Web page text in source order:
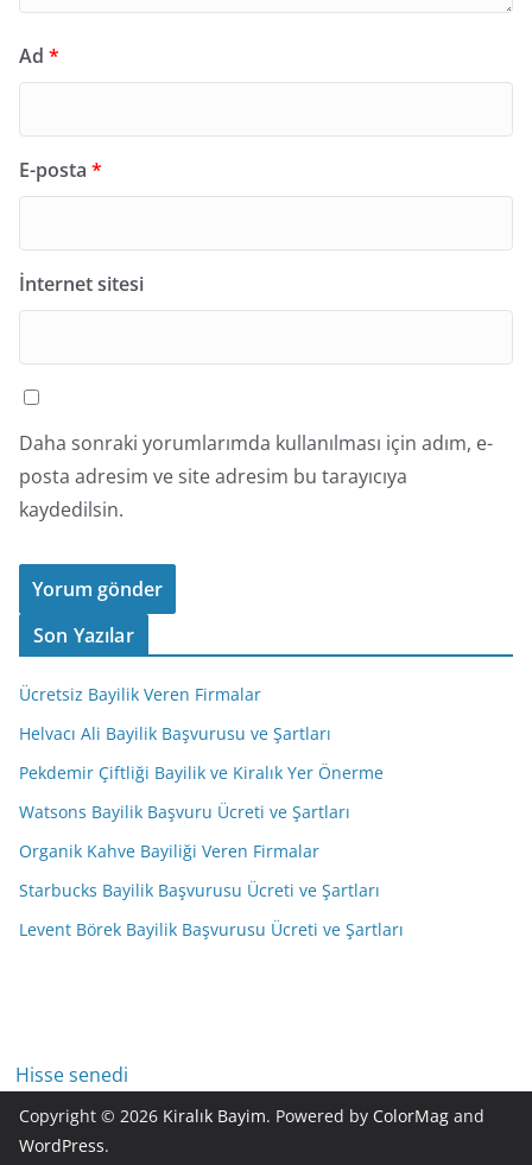
Ad *
E-posta *
İnternet sitesi
Daha sonraki yorumlarımda kullanılması için adım, e-
posta adresim ve site adresim bu tarayıcıya
kaydedilsin.
Son Yazılar
Ücretsiz Bayilik Veren Firmalar
Helvacı Ali Bayilik Başvurusu ve Şartları
Pekdemir Çiftliği Bayilik ve Kiralık Yer Önerme
Watsons Bayilik Başvuru Ücreti ve Şartları
Organik Kahve Bayiliği Veren Firmalar
Starbucks Bayilik Başvurusu Ücreti ve Şartları
Levent Börek Bayilik Başvurusu Ücreti ve Şartları
Hisse senedi
Copyright © 2026 Kiralık Bayim. Powered by ColorMag and
WordPress.